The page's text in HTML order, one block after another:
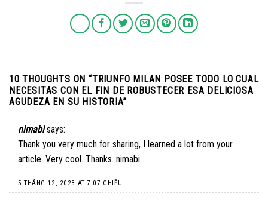
10 THOUGHTS ON “TRIUNFO MILAN POSEE TODO LO CUAL
NECESITAS CON EL FIN DE ROBUSTECER ESA DELICIOSA
AGUDEZA EN SU HISTORIA”
nimabi says:
Thank you very much for sharing, I learned a lot from your
article. Very cool. Thanks. nimabi
5 THÁNG 12, 2023 AT 7:07 CHIỀU